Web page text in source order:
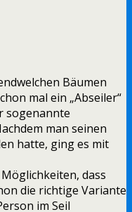
Bäumen
mal ein „Abseiler“
sogenannte
man seinen
hatte, ging es mit
dass
die richtige Variante
im Seil